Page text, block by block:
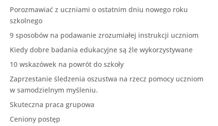
Porozmawiać z uczniami o ostatnim dniu nowego roku
szkolnego
9 sposobów na podawanie zrozumiałej instrukcji uczniom
Kiedy dobre badania edukacyjne są źle wykorzystywane
10 wskazówek na powrót do szkoły
Zaprzestanie śledzenia oszustwa na rzecz pomocy uczniom
w samodzielnym myśleniu.
Skuteczna praca grupowa
Ceniony postęp